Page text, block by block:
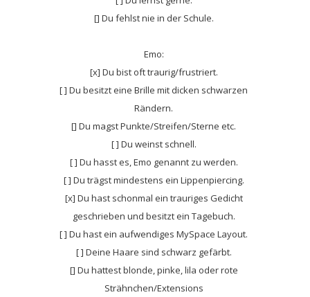
[] Du fehlst nie in der Schule.
Emo:
[x] Du bist oft traurig/frustriert.
[ ] Du besitzt eine Brille mit dicken schwarzen
Rändern.
[] Du magst Punkte/Streifen/Sterne etc.
[ ] Du weinst schnell.
[ ] Du hasst es, Emo genannt zu werden.
[ ] Du trägst mindestens ein Lippenpiercing.
[x] Du hast schonmal ein trauriges Gedicht
geschrieben und besitzt ein Tagebuch.
[ ] Du hast ein aufwendiges MySpace Layout.
[ ] Deine Haare sind schwarz gefärbt.
[] Du hattest blonde, pinke, lila oder rote
Strähnchen/Extensions